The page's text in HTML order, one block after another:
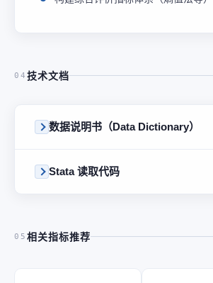
04 技术文档
数据说明书（Data Dictionary）
Stata 读取代码
05 相关指标推荐